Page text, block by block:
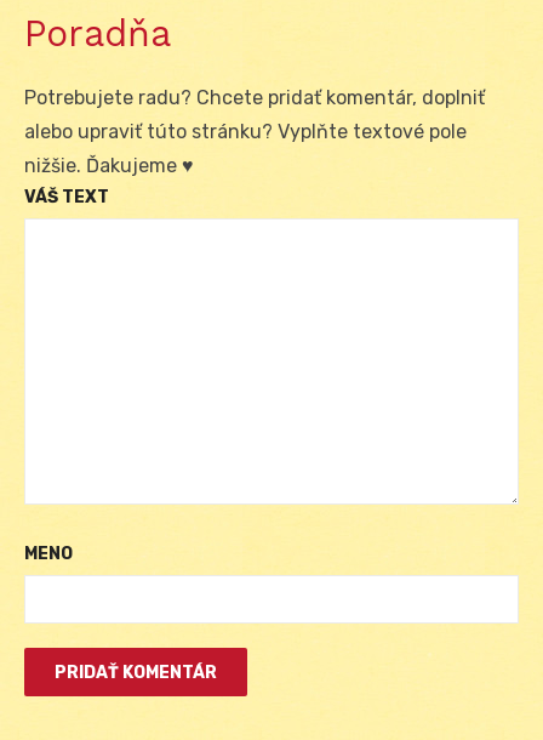
Poradňa
Potrebujete radu? Chcete pridať komentár, doplniť
alebo upraviť túto stránku? Vyplňte textové pole
nižšie. Ďakujeme ♥
VÁŠ TEXT
MENO